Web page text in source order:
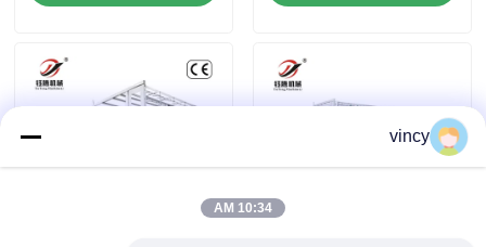
اطلب اقتباس
آلة غطاء السلاسل الحاسوبية
vincy
10:34 AM